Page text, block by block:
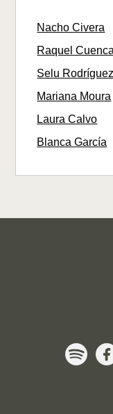
Nacho Civera
Raquel Cuenca
Selu Rodríguez
Mariana Moura
Laura Calvo
Blanca García